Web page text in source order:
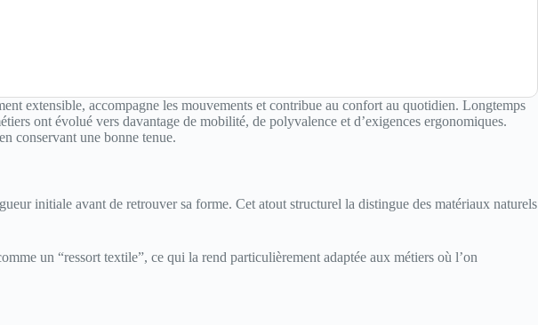
extensible, accompagne les mouvements et contribue au confort au quotidien. Longtemps
ont évolué vers davantage de mobilité, de polyvalence et d’exigences ergonomiques.
conservant une bonne tenue.
initiale avant de retrouver sa forme. Cet atout structurel la distingue des matériaux naturels
un “ressort textile”, ce qui la rend particulièrement adaptée aux métiers où l’on